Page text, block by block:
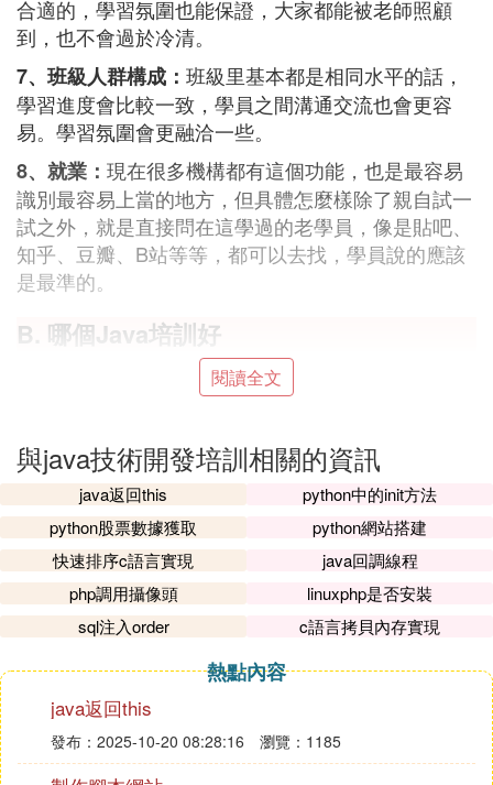
合適的，學習氛圍也能保證，大家都能被老師照顧
到，也不會過於冷清。
7、班級人群構成： 班級里基本都是相同水平的話，
學習進度會比較一致，學員之間溝通交流也會更容
易。學習氛圍會更融洽一些。
8、就業： 現在很多機構都有這個功能，也是最容易
識別最容易上當的地方，但具體怎麼樣除了親自試一
試之外，就是直接問在這學過的老學員，像是貼吧、
知乎、豆瓣、B站等等，都可以去找，學員說的應該
是最準的。
B. 哪個Java培訓好
對於Java崗位而言，無論是就業前景還是薪資待遇都
非常可觀，因此也吸引了很多人想要學習這門技術。
道哪家Java培訓機構更靠譜，還有人考慮是去大型Ja
va培訓機構還是小型Java培訓機構，應該去北京這種
大城市參加Java培訓還是就在自己原有的小城市節約
開支成本參加Java培訓機構呢？
小編認為在選擇Java培訓機構的時候如果你那不準，
選擇大型Java培訓機構要比小型Java培訓機構好，建
議一定要實地考察，可能看到的未必是真的，至於去
北京還是在自己原有的城市學習Java開發，如果經濟
條件允許選擇來北京等大城市是不錯的，如果你選擇
了一家大型Java培訓機構會在全國各地都有分中心，
在當地培訓Java也是不錯的。
閱讀全文
與java技術開發培訓相關的資訊
java返回this
python中的init方法
python股票數據獲取
python網站搭建
快速排序c語言實現
java回調線程
php調用攝像頭
linuxphp是否安裝
sql注入order
c語言拷貝內存實現
熱點內容
java返回this
發布：2025-10-20 08:28:16 瀏覽：1185